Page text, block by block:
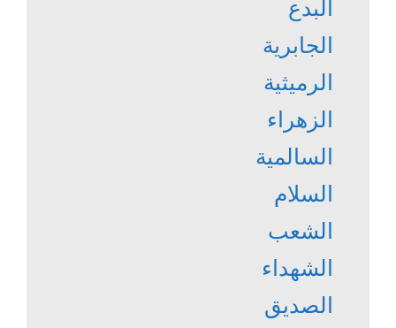
البدع
الجابرية
الرميثية
الزهراء
السالمية
السلام
الشعب
الشهداء
الصديق